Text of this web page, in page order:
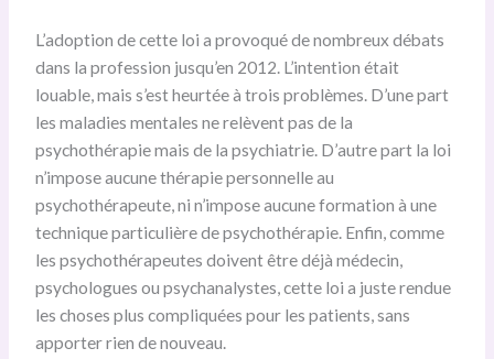
L’adoption de cette loi a provoqué de nombreux débats
dans la profession jusqu’en 2012. L’intention était
louable, mais s’est heurtée à trois problèmes. D’une part
les maladies mentales ne relèvent pas de la
psychothérapie mais de la psychiatrie. D’autre part la loi
n’impose aucune thérapie personnelle au
psychothérapeute, ni n’impose aucune formation à une
technique particulière de psychothérapie. Enfin, comme
les psychothérapeutes doivent être déjà médecin,
psychologues ou psychanalystes, cette loi a juste rendue
les choses plus compliquées pour les patients, sans
apporter rien de nouveau.